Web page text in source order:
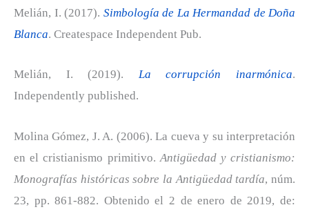
Melián, I. (2017). Simbología de La Hermandad de Doña
Blanca. Createspace Independent Pub.
Melián, I. (2019). La corrupción inarmónica.
Independently published.
Molina Gómez, J. A. (2006). La cueva y su interpretación
en el cristianismo primitivo. Antigüedad y cristianismo:
Monografías históricas sobre la Antigüedad tardía, núm.
23, pp. 861-882. Obtenido el 2 de enero de 2019, de: